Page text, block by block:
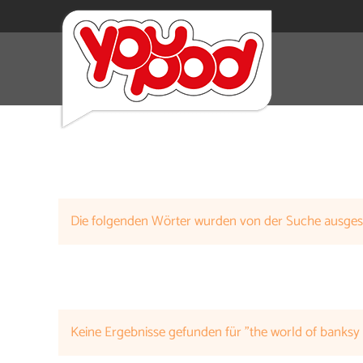
Die folgenden Wörter wurden von der Suche
Keine Ergebnisse gefunden für "the world of banksy